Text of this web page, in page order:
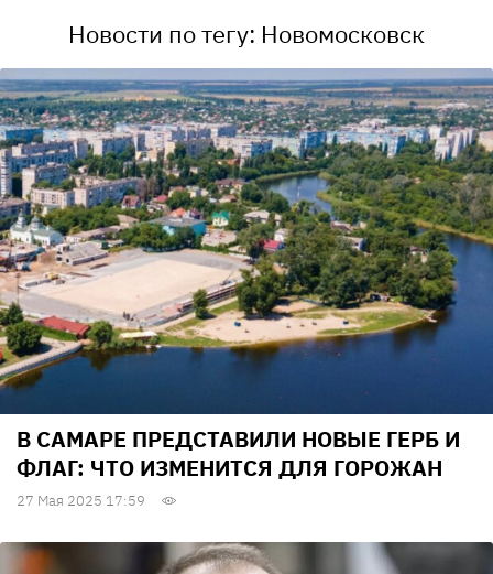
Новости по тегу: Новомосковск
В САМАРЕ ПРЕДСТАВИЛИ НОВЫЕ ГЕРБ И
ФЛАГ: ЧТО ИЗМЕНИТСЯ ДЛЯ ГОРОЖАН
27 Мая 2025 17:59